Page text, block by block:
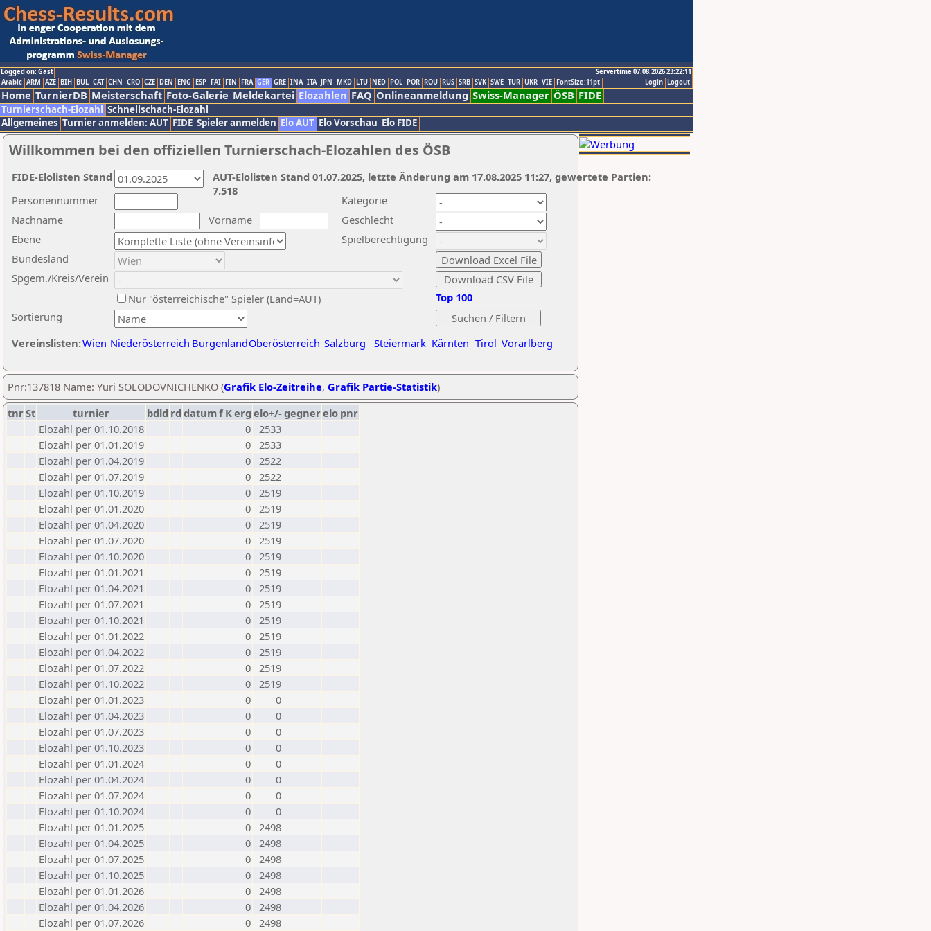
Logged on: Gast
Servertime 07.08.2026 23:22:11
Logout
Login
Arabic ARM AZE BIH BUL CAT CHN CRO CZE DEN ENG ESP FAI FIN FRA GER GRE INA ITA JPN MKD LTU NED POL POR ROU RUS SRB SVK SWE TUR UKR VIE FontSize:11pt
Home TurnierDB Meisterschaft Foto-Galerie Meldekartei Elozahlen FAQ Onlineanmeldung Swiss-Manager ÖSB FIDE
Turnierschach-Elozahl Schnellschach-Elozahl
Allgemeines Turnier anmelden: AUT FIDE Spieler anmelden Elo AUT Elo Vorschau Elo FIDE
Willkommen bei den offiziellen Turnierschach-Elozahlen des ÖSB
Nachname
Vorname
Ebene
Kategorie
Sortierung
Personennummer
Bundesland
Spgem./Kreis/Verein
Geschlecht
Nur "österreichische" Spieler (Land=AUT)
Spielberechtigung
Vereinslisten:Wien Niederösterreich BurgenlandOberösterreich Salzburg Steiermark Kärnten Tirol Vorarlberg
Top 100
AUT-Elolisten Stand 01.07.2025, letzte Änderung am 17.08.2025 11:27, gewertete Partien:
7.518
FIDE-Elolisten Stand
Pnr:137818 Name: Yuri SOLODOVNICHENKO (Grafik Elo-Zeitreihe, Grafik Partie-Statistik)
tnrSt turnier bdld rd datumf Kerg elo+/-gegnerelo pnr
Elozahl per 01.10.2018
0 2533
Elozahl per 01.01.2019
0 2533
Elozahl per 01.04.2019
0 2522
Elozahl per 01.07.2019
0 2522
Elozahl per 01.10.2019
0 2519
Elozahl per 01.01.2020
0 2519
Elozahl per 01.04.2020
0 2519
Elozahl per 01.07.2020
0 2519
Elozahl per 01.10.2020
0 2519
Elozahl per 01.01.2021
0 2519
Elozahl per 01.04.2021
0 2519
Elozahl per 01.07.2021
0 2519
Elozahl per 01.10.2021
0 2519
Elozahl per 01.01.2022
0 2519
Elozahl per 01.04.2022
0 2519
Elozahl per 01.07.2022
0 2519
Elozahl per 01.10.2022
0 2519
Elozahl per 01.01.2023
0
0
Elozahl per 01.04.2023
0
0
Elozahl per 01.07.2023
0
0
Elozahl per 01.10.2023
0
0
Elozahl per 01.01.2024
0
0
Elozahl per 01.04.2024
0
0
Elozahl per 01.07.2024
0
0
Elozahl per 01.10.2024
0
0
Elozahl per 01.01.2025
0 2498
Elozahl per 01.04.2025
0 2498
Elozahl per 01.07.2025
0 2498
Elozahl per 01.10.2025
0 2498
Elozahl per 01.01.2026
0 2498
Elozahl per 01.04.2026
0 2498
Elozahl per 01.07.2026
0 2498